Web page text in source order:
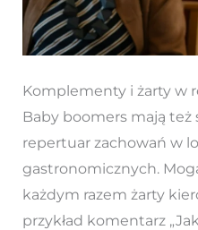
Komplementy i żarty w
Baby boomers mają też
repertuar zachowań w
gastronomicznych.
każdym razem żarty
przykład komentarz